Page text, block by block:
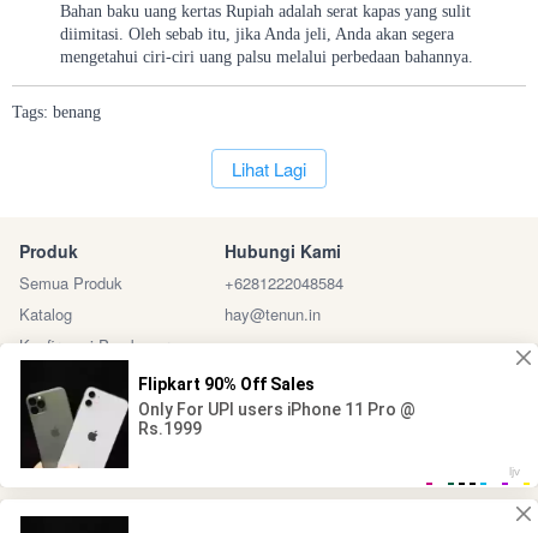
Bahan baku uang kertas Rupiah adalah serat kapas yang sulit
diimitasi. Oleh sebab itu, jika Anda jeli, Anda akan segera
mengetahui ciri-ciri uang palsu melalui perbedaan bahannya.
Tags: benang
`Lihat Lagi
Produk
Semua Produk
Katalog
Konfirmasi Pembayaran
Hubungi Kami
+6281222048584
hay@tenun.in
Sosial Media Marketplace